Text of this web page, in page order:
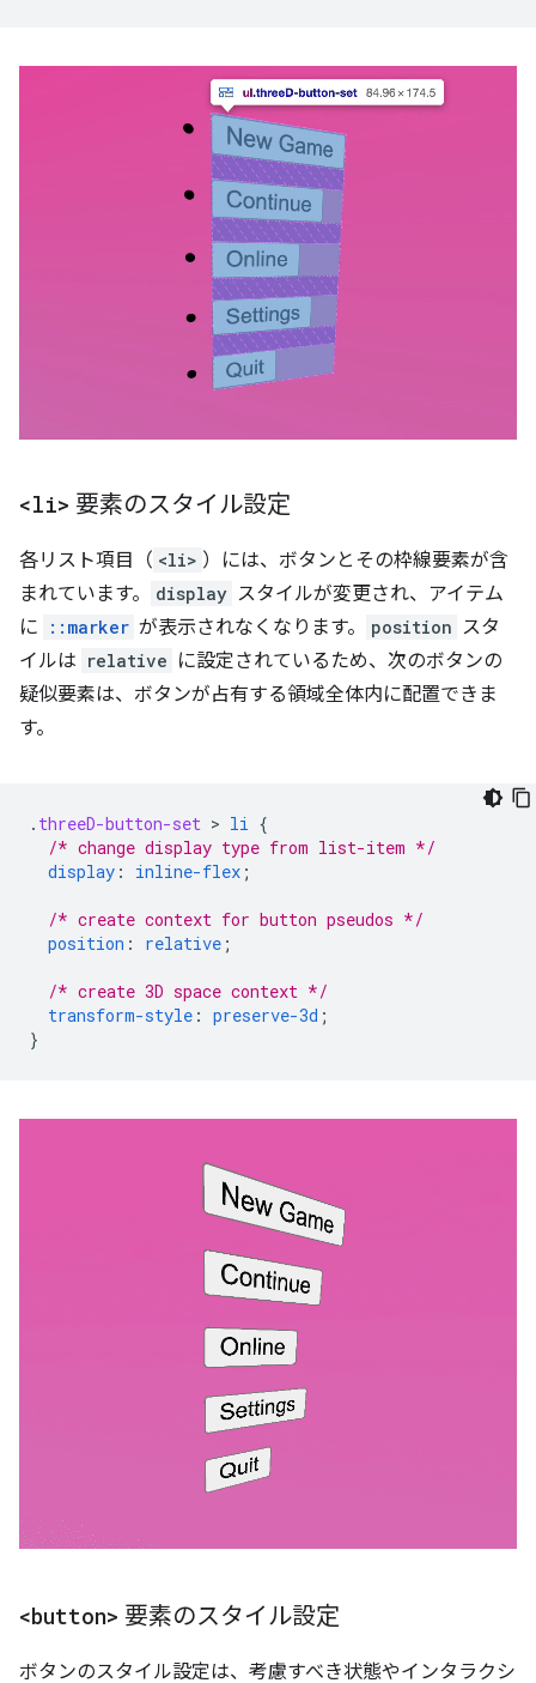
<li> 要素のスタイル設定
各リスト項目（ <li> ）には、ボタンとその枠線要素が含
まれています。
display スタイルが変更され、アイテム
に
::marker が表示されなくなります。 position スタ
イルは relative に設定されているため、次のボタンの
疑似要素は、ボタンが占有する領域全体内に配置できま
す。
. threeD-button-set > li {
/* change display type from list-item */
display : inline-flex ;
/* create context for button pseudos */
position : relative ;
/* create 3D space context */
transform-style : preserve-3d ;
}
<button> 要素のスタイル設定
ボタンのスタイル設定は、考慮すべき状態やインタラクシ